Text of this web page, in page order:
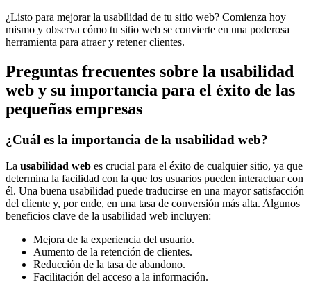
¿Listo para mejorar la usabilidad de tu sitio web? Comienza hoy
mismo y observa cómo tu sitio web se convierte en una poderosa
herramienta para atraer y retener clientes.
Preguntas frecuentes sobre la usabilidad
web y su importancia para el éxito de las
pequeñas empresas
¿Cuál es la importancia de la usabilidad web?
La usabilidad web es crucial para el éxito de cualquier sitio, ya que
determina la facilidad con la que los usuarios pueden interactuar con
él. Una buena usabilidad puede traducirse en una mayor satisfacción
del cliente y, por ende, en una tasa de conversión más alta. Algunos
beneficios clave de la usabilidad web incluyen:
Mejora de la experiencia del usuario.
Aumento de la retención de clientes.
Reducción de la tasa de abandono.
Facilitación del acceso a la información.